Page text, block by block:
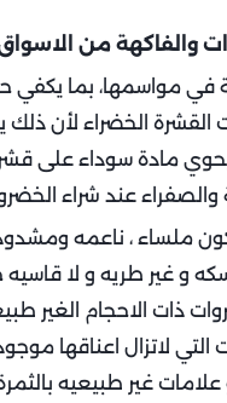
والفاكهة من
في مواسمها، بما يكفي
الخضراء لأن
مادة سوداء على
والصفراء عند شراء
ملساء ، ناعمه
و غير طريه و لا قاسيه
ذات الاحجام الغير
لاتزال اعناقها
غير طبيعيه